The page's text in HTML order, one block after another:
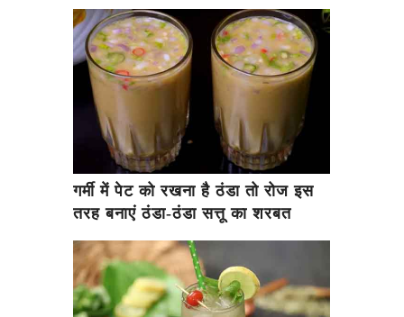
गर्मी में पेट को रखना है ठंडा तो रोज इस
तरह बनाएं ठंडा-ठंडा सत्तू का शरबत